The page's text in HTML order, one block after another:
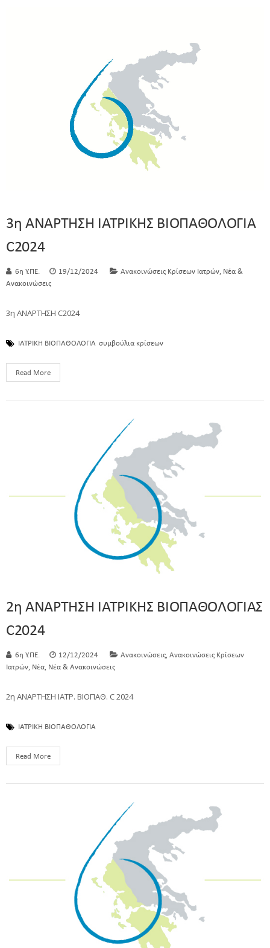
3η ΑΝΑΡΤΗΣΗ ΙΑΤΡΙΚΗΣ ΒΙΟΠΑΘΟΛΟΓΙΑ
C2024
6η Υ.ΠΕ. 19/12/2024 Ανακοινώσεις Κρίσεων Ιατρών, Νέα &
Ανακοινώσεις
3η ΑΝΑΡΤΗΣΗ C2024
ΙΑΤΡΙΚΗ ΒΙΟΠΑΘΟΛΟΓΙΑ συμβούλια κρίσεων
Read More
2η ΑΝΑΡΤΗΣΗ ΙΑΤΡΙΚΗΣ ΒΙΟΠΑΘΟΛΟΓΙΑΣ
C2024
6η Υ.ΠΕ. 12/12/2024 Ανακοινώσεις, Ανακοινώσεις Κρίσεων
Ιατρών, Νέα, Νέα & Ανακοινώσεις
2η ΑΝΑΡΤΗΣΗ ΙΑΤΡ. ΒΙΟΠΑΘ. C 2024
ΙΑΤΡΙΚΗ ΒΙΟΠΑΘΟΛΟΓΙΑ
Read More